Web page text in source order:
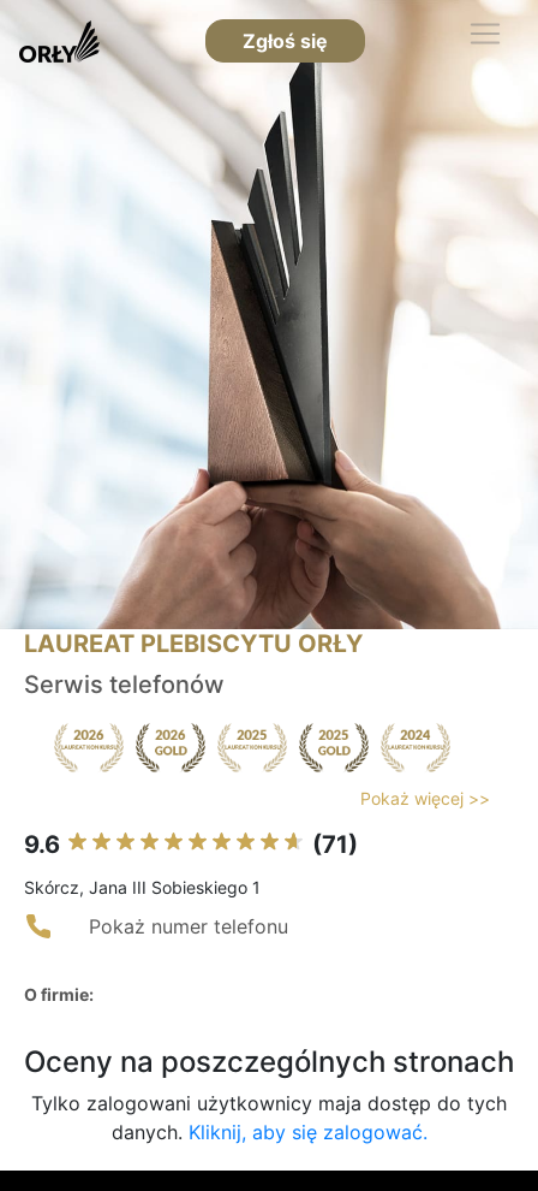
Zgłoś się
LAUREAT PLEBISCYTU ORŁY
Serwis telefonów
Pokaż więcej >>
9.6 (71)
Skórcz, Jana III Sobieskiego 1
Pokaż numer telefonu
O firmie:
Oceny na poszczególnych stronach
Tylko zalogowani użytkownicy maja dostęp do tych
danych. Kliknij, aby się zalogować.